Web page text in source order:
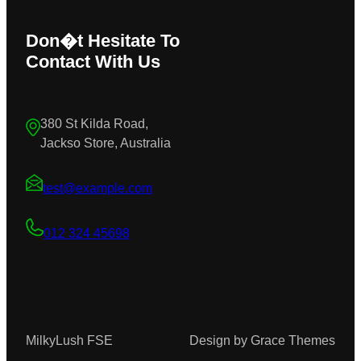
Don�t Hesitate To
Contact With Us
380 St Kilda Road,
Jackso Store, Australia
test@example.com
012 324 45698
MilkyLush FSE Design by Grace Themes